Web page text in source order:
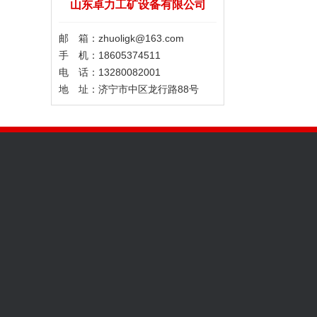
山东卓力工矿设备有限公司
邮 箱：zhuoligk@163.com
手 机：18605374511
电 话：13280082001
地 址：济宁市中区龙行路88号